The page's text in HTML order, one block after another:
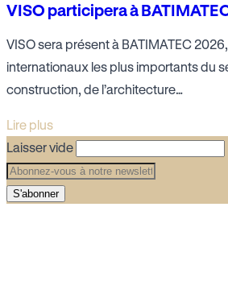
VISO participera à
VISO sera présent à BATIMATEC
internationaux les plus importants du
construction, de l’architecture…
Lire plus
Laisser vide
S'abonner